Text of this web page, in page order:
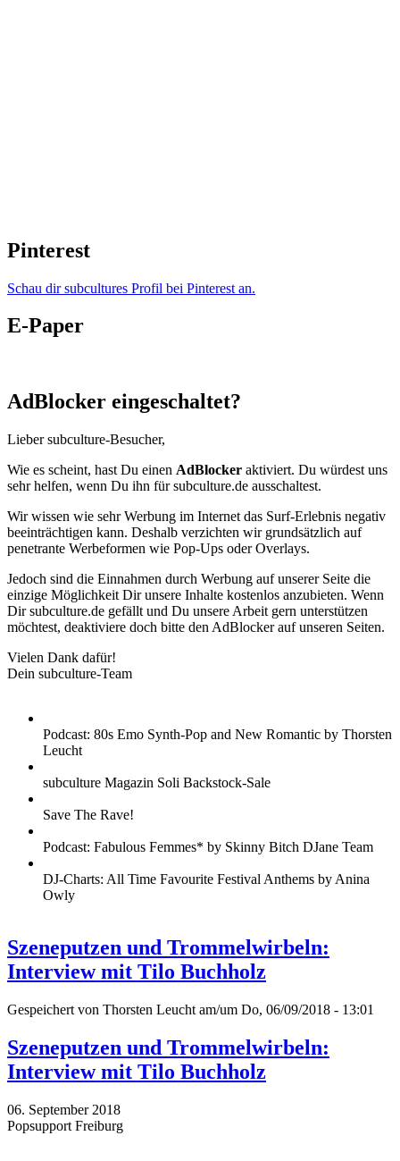
Pinterest
Schau dir subcultures Profil bei Pinterest an.
E-Paper
AdBlocker eingeschaltet?
Lieber subculture-Besucher,
Wie es scheint, hast Du einen AdBlocker aktiviert. Du würdest uns
sehr helfen, wenn Du ihn für subculture.de ausschaltest.
Wir wissen wie sehr Werbung im Internet das Surf-Erlebnis negativ
beeinträchtigen kann. Deshalb verzichten wir grundsätzlich auf
penetrante Werbeformen wie Pop-Ups oder Overlays.
Jedoch sind die Einnahmen durch Werbung auf unserer Seite die
einzige Möglichkeit Dir unsere Inhalte kostenlos anzubieten. Wenn
Dir subculture.de gefällt und Du unsere Arbeit gern unterstützen
möchtest, deaktiviere doch bitte den AdBlocker auf unseren Seiten.
Vielen Dank dafür!
Dein subculture-Team
Podcast: 80s Emo Synth-Pop and New Romantic by Thorsten
Leucht
subculture Magazin Soli Backstock-Sale
Save The Rave!
Podcast: Fabulous Femmes* by Skinny Bitch DJane Team
DJ-Charts: All Time Favourite Festival Anthems by Anina
Owly
Szeneputzen und Trommelwirbeln:
Interview mit Tilo Buchholz
Gespeichert von Thorsten Leucht am/um Do, 06/09/2018 - 13:01
Szeneputzen und Trommelwirbeln:
Interview mit Tilo Buchholz
06. September 2018
Popsupport Freiburg